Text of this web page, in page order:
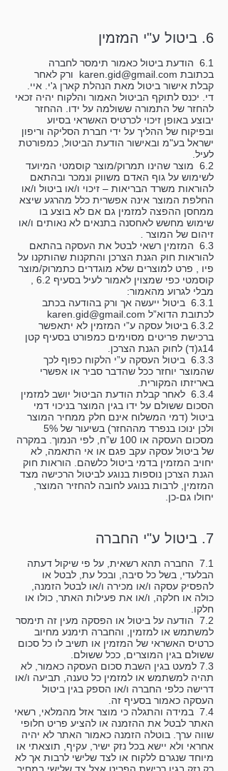
6. ביטול ע"י המזמין
6.1 הודעת ביטול כאמור תימסר לחברה
בכתובת karen.gid@gmail.com ורק לאחר
קבלת אישור ביטול מאת הנהלת קארן ג'י. איי.
די. יכנס לתוקף הביטול האמור והלקוח יהיה זכאי
להחזר של התמורה ששולמה על ידו. ההחזר
יבוצע באופן זיכוי לכרטיס האשראי בסיוע
ובפיקוח של ההליך על ידי חברת הסליקה וריפון
ישראל בע"מ ובאישור הודעת הביטול, כמפורטת
לעיל.
6.2 מוצר שהינו תמרוק/מוצר קוסמטי המיועד
לשימוש על גוף האדם משווק ונמכר ובהתאם
להוראות משרד הבריאות – זיכוי ו/או ביטול ו/או
החלפת המוצר אינה אפשרית כלל מהרגע שיצא
ממחסן ההפצה למזמין גם אם לא בוצע בו
שימוש מחשש לאחסנה בתנאים לא נאותים ו/או
זיהום של המוצר .
6.3 המזמין רשאי לבטל את העסקה בהתאם
להוראות חוק הגנת הצרכן והתקנות שהותקנו על
פיו , פרט למוצרים שלא מוגדרים כתמרוק/מוצר
קוסמטי כפי שמצוין לאמור לעיל בסעיף 6.2 ,
מבלי לגרוע מהאמור:
6.3.1 ביטול ייעשה אך ורק בהודעה בכתב
לכתובת הדוא”ל karen.gid@gmail.com
6.3.2 ביטול עסקה ע”י המזמין לא יתאפשר
ברכישת פריטים מסוימים כמפורט בסעיף קטן
14ג(ד) לחוק הגנת הצרכן.
6.3.3 ביטול העסקה ע”י הלקוח כפוף לכך
שהמוצר יוחזר ככל שהדבר סביר או אפשרי
באריזתו המקורית.
6.3.4 לאחר קבלת הודעת הביטול יושב למזמין
הסכום ששולם על ידו בגין המוצר בניכוי דמי
ביטול (דמי המשלוח אינם חלק ממחיר המוצר
ולכן ינוכו בנפרד מההחזר) בשיעור של 5%
מסכום העסקה או 100 ש”ח, לפי הנמוך. במקרה
של ביטול עסקה עקב פגם או אי התאמה, לא
יחויב המזמין בדמי ביטול כלשהם. הוראות חוק
הגנת הצרכן נוספות בנוגע לביטול הרכישה מצד
המזמין, לרבות בנוגע לחובה להחזיר המוצר,
יחולו גם-כן.
7. ביטול ע"י החברה
7.1 החברה תהא רשאית, על פי שיקול דעתה
הבלעדי, בשל כל סיבה, ובכל עת, לבטל או
להפסיק עסקה ו/או מכירה ו/או לבטל הזמנה,
כולה או חלקה, ו/או את פעילות האתר, כולו או
חלקו.
7.2 הודעה על ביטול או הפסקה מעין זה תימסר
למשתמש או למזמין, והחברה תימנע מחיוב
כרטיס האשראי של המזמין או תשיב לו כל סכום
ששולם בגין המוצרים, ככל ששולם.
7.3 למעט בגין השבת סכום העסקה כאמור, לא
תהיה למשתמש או למזמין כל טענה, תביעה ו/או
דרישה כלפי החברה ו/או הספק בגין ביטול
העסקה כאמור בסעיף זה.
7.4 במידה והתגלה כי מוצר אזל מהמלאי, רשאי
האתר לבטל את ההזמנה או להציע פריט חלופי
שווה ערך. בוטלה הזמנה כאמור האתר לא יהיה
אחראי ולא יישא בכל נזק ישיר, עקיף, תוצאתי או
מיוחד שנגרם ללקוח או לצד שלישי לרבות אך לא